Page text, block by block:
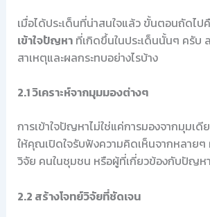
เมื่อได้ประเด็นที่น่าสนใจแล้ว ขั้นตอนถัดไป
เข้าใจปัญหาที่เกิดขึ้นในประเด็นนั้นๆ ครับ
สาเหตุและผลกระทบอย่างไรบ้าง
2.1 วิเคราะห์จากมุมมองต่างๆ
การเข้าใจปัญหาไม่ใช่แค่การมองจากมุมเดี
ให้คุณเปิดใจรับฟังความคิดเห็นจากหลายๆ
วิจัย คนในชุมชน หรือผู้ที่เกี่ยวข้องกับปัญห
2.2 สร้างโจทย์วิจัยที่ชัดเจน